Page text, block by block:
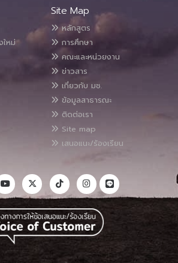
ใหม่
Site Map
หลักสูตร
การศึกษา
คณะและหน่วยงาน
ข่าวสาร
เกี่ยวกับ มช.
ข้อมูลสาธารณะ
ติดต่อเรา
Site map
เสนอแนะ/ร้องเรียน